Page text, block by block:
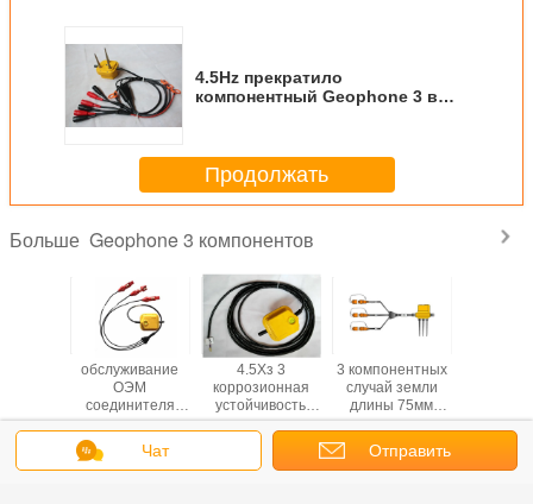
4.5Hz прекратило
компонентный Geophone 3 в
Продолжать
Больше Geophone 3 компонентов
ККК
обслуживание
ОЭМ
соединителя
зажимов весны
компонента
4.5Хз 3
4.5Хз 3
коррозионная
устойчивость
строки Геофоне
компонента/3
3 компонентных
случай земли
длины 75мм
шипа строки
10Хз стальных
водоустойчивый
Чат Отправить
Измените язык